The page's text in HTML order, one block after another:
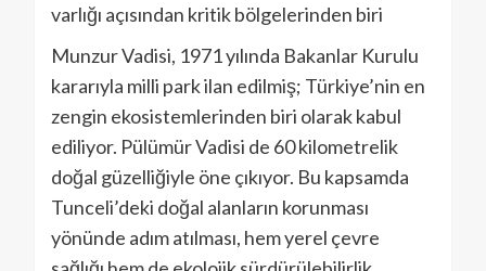
varlığı açısından kritik bölgelerinden biri
Munzur Vadisi, 1971 yılında Bakanlar Kurulu
kararıyla milli park ilan edilmiş; Türkiye’nin en
zengin ekosistemlerinden biri olarak kabul
ediliyor. Pülümür Vadisi de 60 kilometrelik
doğal güzelliğiyle öne çıkıyor. Bu kapsamda
Tunceli’deki doğal alanların korunması
yönünde adım atılması, hem yerel çevre